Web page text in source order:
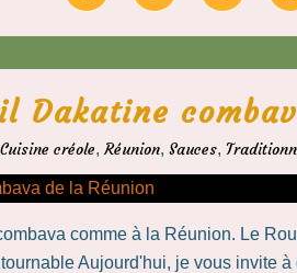
Dakatine
Cuisine créole, Réunion, Sauces,
comme à la Réunion. Le
Aujourd'hui, je vous invite